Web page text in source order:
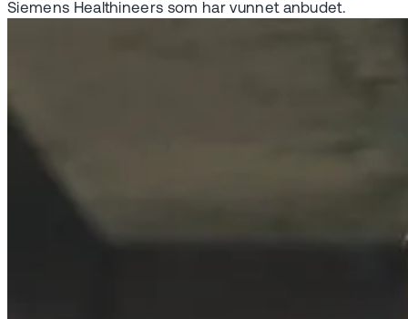
Siemens Healthineers som har vunnet anbudet.